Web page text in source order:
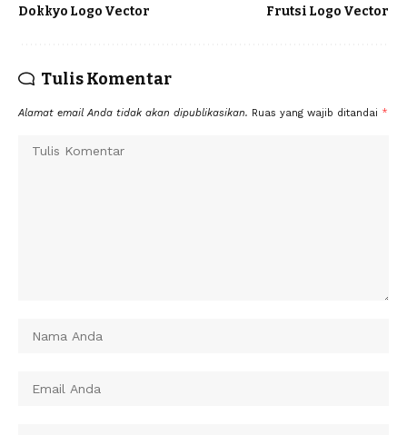
Dokkyo Logo Vector Frutsi Logo Vector
Tulis Komentar
Alamat email Anda tidak akan dipublikasikan. Ruas yang wajib ditandai *